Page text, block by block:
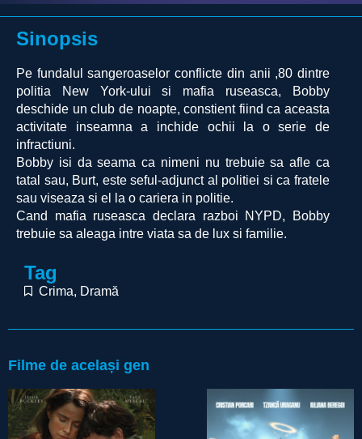
Sinopsis
Pe fundalul sangeroaselor conflicte din anii ,80 dintre
politia New York-ului si mafia ruseasca, Bobby
deschide un club de noapte, constient fiind ca aceasta
activitate inseamna a inchide ochii la o serie de
infractiuni.
Bobby isi da seama ca nimeni nu trebuie sa afle ca
tatal sau, Burt, este seful-adjunct al politiei si ca fratele
sau viseaza si el la o cariera in politie.
Cand mafia ruseasca declara razboi NYPD, Bobby
trebuie sa aleaga intre viata sa de lux si familie.
Tag
Crima, Dramă
Filme de același gen